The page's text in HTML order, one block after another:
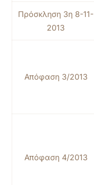
Πρόσκληση 3η 8-11-
2013
Απόφαση 3/2013
Απόφαση 4/2013